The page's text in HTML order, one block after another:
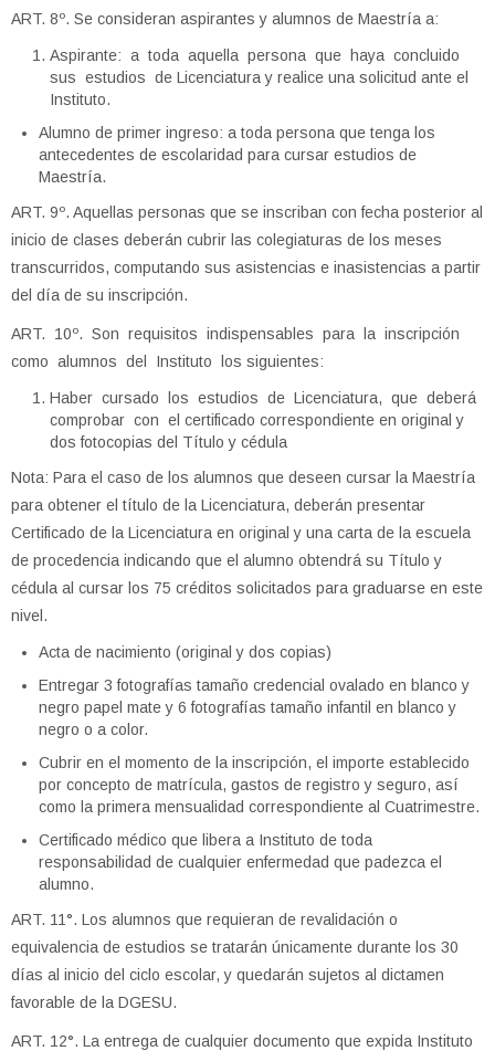
ART. 8º. Se consideran aspirantes y alumnos de Maestría a:
Aspirante: a toda aquella persona que haya concluido
sus estudios de Licenciatura y realice una solicitud ante el
Instituto.
Alumno de primer ingreso: a toda persona que tenga los
antecedentes de escolaridad para cursar estudios de
Maestría.
ART. 9º. Aquellas personas que se inscriban con fecha posterior al
inicio de clases deberán cubrir las colegiaturas de los meses
transcurridos, computando sus asistencias e inasistencias a partir
del día de su inscripción.
ART. 10º. Son requisitos indispensables para la inscripción
como alumnos del Instituto los siguientes:
Haber cursado los estudios de Licenciatura, que deberá
comprobar con el certificado correspondiente en original y
dos fotocopias del Título y cédula
Nota: Para el caso de los alumnos que deseen cursar la Maestría
para obtener el título de la Licenciatura, deberán presentar
Certificado de la Licenciatura en original y una carta de la escuela
de procedencia indicando que el alumno obtendrá su Título y
cédula al cursar los 75 créditos solicitados para graduarse en este
nivel.
Acta de nacimiento (original y dos copias)
Entregar 3 fotografías tamaño credencial ovalado en blanco y
negro papel mate y 6 fotografías tamaño infantil en blanco y
negro o a color.
Cubrir en el momento de la inscripción, el importe establecido
por concepto de matrícula, gastos de registro y seguro, así
como la primera mensualidad correspondiente al Cuatrimestre.
Certificado médico que libera a Instituto de toda
responsabilidad de cualquier enfermedad que padezca el
alumno.
ART. 11°. Los alumnos que requieran de revalidación o
equivalencia de estudios se tratarán únicamente durante los 30
días al inicio del ciclo escolar, y quedarán sujetos al dictamen
favorable de la DGESU.
ART. 12°. La entrega de cualquier documento que expida Instituto